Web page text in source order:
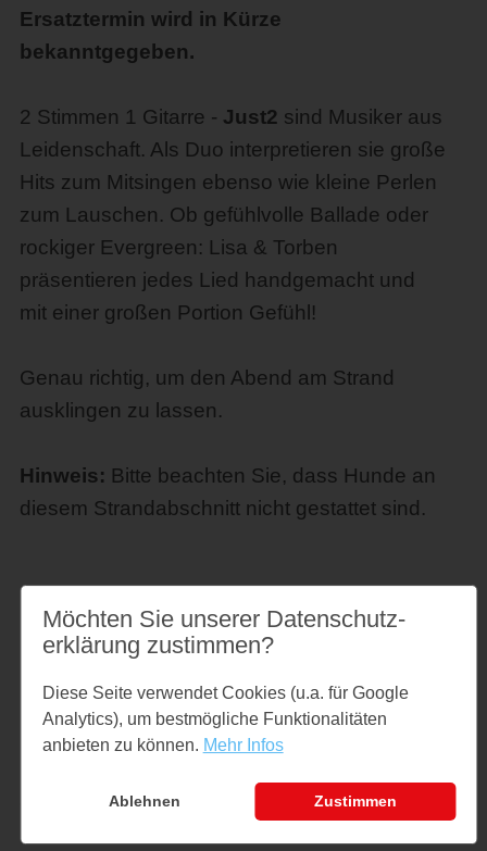
Ersatztermin wird in Kürze
bekanntgegeben.
2 Stimmen 1 Gitarre - Just2 sind Musiker aus
Leidenschaft. Als Duo interpretieren sie große
Hits zum Mitsingen ebenso wie kleine Perlen
zum Lauschen. Ob gefühlvolle Ballade oder
rockiger Evergreen: Lisa & Torben
präsentieren jedes Lied handgemacht und
mit einer großen Portion Gefühl!
Genau richtig, um den Abend am Strand
ausklingen zu lassen.
Hinweis: Bitte beachten Sie, dass Hunde an
diesem Strandabschnitt nicht gestattet sind.
Preise
kostenfrei
Links
www.schoenhagen-ostsee.de
Möchten Sie unserer Datenschutz­
erklärung zustimmen?
Diese Seite verwendet Cookies (u.a. für Google
Analytics), um bestmögliche Funktionalitäten
anbieten zu können. Mehr Infos
Ablehnen Zustimmen